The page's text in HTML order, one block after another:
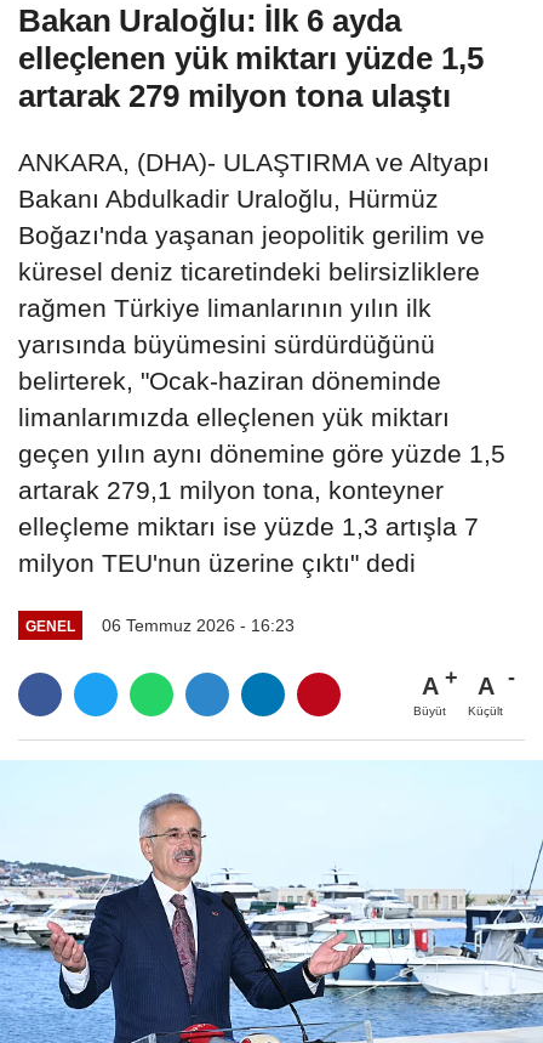
Bakan Uraloğlu: İlk 6 ayda
elleçlenen yük miktarı yüzde 1,5
artarak 279 milyon tona ulaştı
ANKARA, (DHA)- ULAŞTIRMA ve Altyapı
Bakanı Abdulkadir Uraloğlu, Hürmüz
Boğazı'nda yaşanan jeopolitik gerilim ve
küresel deniz ticaretindeki belirsizliklere
rağmen Türkiye limanlarının yılın ilk
yarısında büyümesini sürdürdüğünü
belirterek, "Ocak-haziran döneminde
limanlarımızda elleçlenen yük miktarı
geçen yılın aynı dönemine göre yüzde 1,5
artarak 279,1 milyon tona, konteyner
elleçleme miktarı ise yüzde 1,3 artışla 7
milyon TEU'nun üzerine çıktı" dedi
GENEL 06 Temmuz 2026 - 16:23
A
Büyüt
A
Küçült